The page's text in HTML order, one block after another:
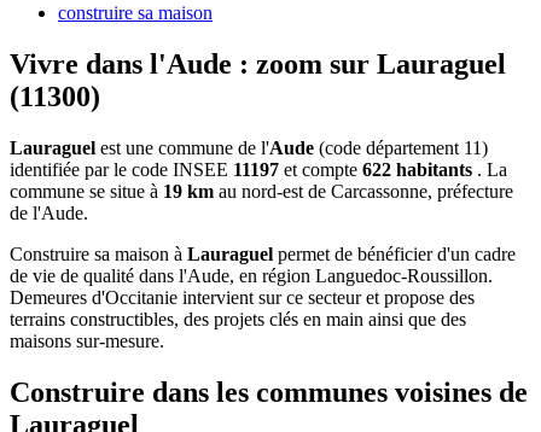
construire sa maison
Vivre dans l'Aude : zoom sur Lauraguel
(11300)
Lauraguel est une commune de l'Aude (code département 11)
identifiée par le code INSEE 11197 et compte 622 habitants . La
commune se situe à 19 km au nord-est de Carcassonne, préfecture
de l'Aude.
Construire sa maison à Lauraguel permet de bénéficier d'un cadre
de vie de qualité dans l'Aude, en région Languedoc-Roussillon.
Demeures d'Occitanie intervient sur ce secteur et propose des
terrains constructibles, des projets clés en main ainsi que des
maisons sur-mesure.
Construire dans les communes voisines de
Lauraguel